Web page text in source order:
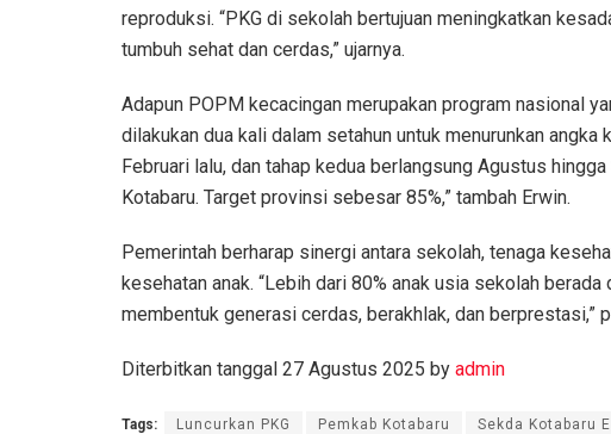
reproduksi. “PKG di sekolah bertujuan meningkatkan
tumbuh sehat dan cerdas,” ujarnya.
Adapun POPM kecacingan merupakan program nasional
dilakukan dua kali dalam setahun untuk menurunkan angka
Februari lalu, dan tahap kedua berlangsung Agustus
Kotabaru. Target provinsi sebesar 85%,” tambah Erwin.
Pemerintah berharap sinergi antara sekolah, tenaga
kesehatan anak. “Lebih dari 80% anak usia sekolah
membentuk generasi cerdas, berakhlak, dan berprestasi,”
Diterbitkan tanggal 27 Agustus 2025 by admin
Tags: Luncurkan PKG Pemkab Kotabaru Sekda Kotabaru